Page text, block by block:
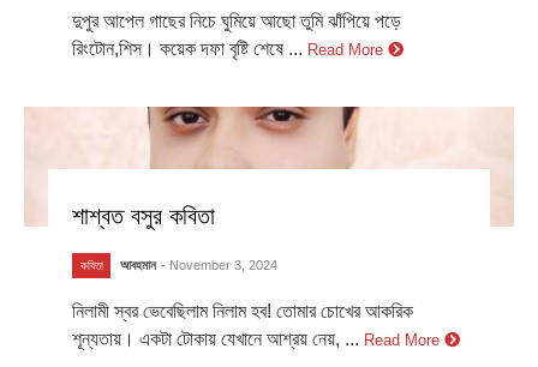
দুপুর আপেল গাছের নিচে ঘুমিয়ে আছো তুমি ঝাঁপিয়ে পড়ে
রিংটোন,শিস। কয়েক দফা বৃষ্টি শেষে ... Read More
শাশ্বত বসুর কবিতা
কবিতা আবহমান - November 3, 2024
নিলামী স্বর ভেবেছিলাম নিলাম হব! তোমার চোখের আকরিক
শূন্যতায়। একটা টোকায় যেখানে আশ্রয় নেয়, ... Read More